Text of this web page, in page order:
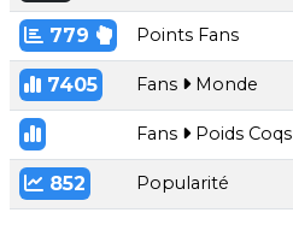
779 Points Fans
7405 Fans Monde
Fans Poids Coqs
852 Popularité